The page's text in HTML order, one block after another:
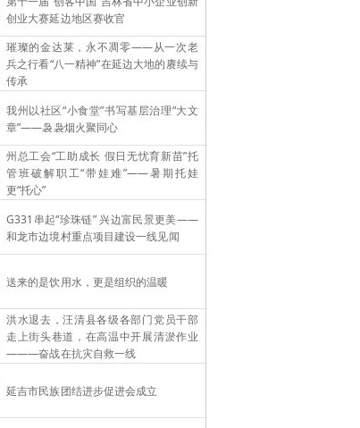
创业大赛延边地区赛收官
璀璨的金达莱，永不凋零——从一次老
兵之行看“八一精神”在延边大地的赓续与
传承
我州以社区“小食堂”书写基层治理“大文
章”——袅袅烟火聚同心
州总工会“工助成长 假日无忧育新苗”托
管班破解职工“带娃难”——​暑期托娃
更“托心”
G331串起“珍珠链” 兴边富民景更美——
和龙市边境村重点项目建设一线见闻
送来的是饮用水，更是组织的温暖
洪水退去，汪清县各级各部门党员干部
走上街头巷道，在高温中开展清淤作业
———奋战在抗灾自救一线
延吉市民族团结进步促进会成立